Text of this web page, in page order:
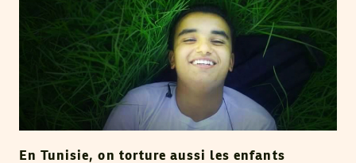
En Tunisie, on torture aussi les enfants